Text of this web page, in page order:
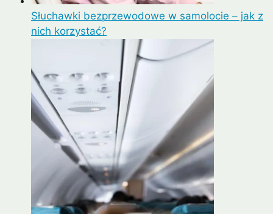
Słuchawki bezprzewodowe w samolocie – jak z
nich korzystać?